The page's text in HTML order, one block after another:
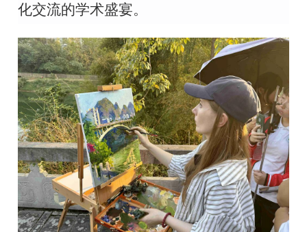
化交流的学术盛宴。